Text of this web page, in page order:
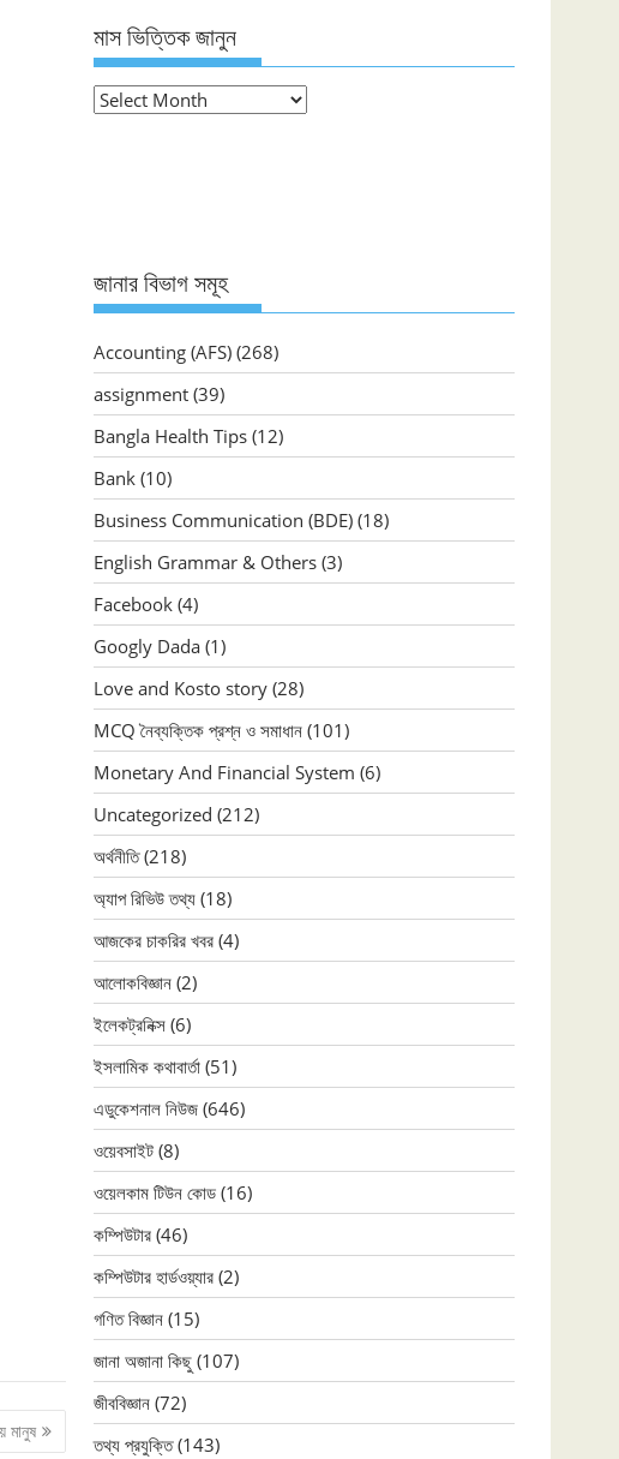
মানুষ
মাস ভিত্তিক জানুন
মাস
জানার বিভাগ সমূহ
Accounting (AFS) (268)
assignment (39)
Bangla Health Tips (12)
Bank (10)
Business Communication (BDE) (18)
English Grammar & Others (3)
Facebook (4)
Googly Dada (1)
Love and Kosto story (28)
MCQ নৈব্যক্তিক প্রশ্ন ও সমাধান (101)
Monetary And Financial System (6)
Uncategorized (212)
অর্থনীতি(218)
অ্যাপ রিভিউ তথ্য (18)
আজকের চাকরির খবর (4)
আলোকবিজ্ঞান (2)
ইলেকট্রনিক্স (6)
ইসলামিক কথাবার্তা (51)
এডুকেশনাল নিউজ (646)
ওয়েবসাইট (8)
ওয়েলকাম টিউন কোড (16)
কম্পিউটার (46)
কম্পিউটার হার্ডওয়্যার (2)
গণিত বিজ্ঞান (15)
জানা অজানা কিছু (107)
জীববিজ্ঞান (72)
তথ্য প্রযুক্তি(143)